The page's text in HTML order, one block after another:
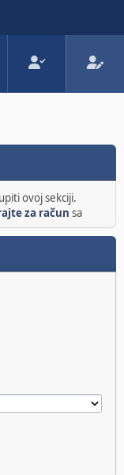
ovoj sekciji.
za račun sa